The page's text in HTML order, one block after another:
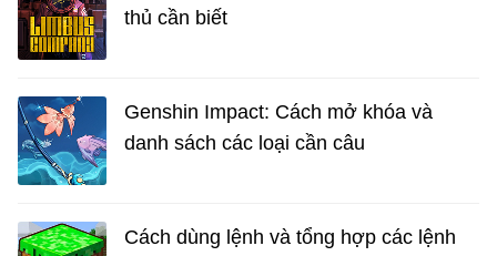
thủ cần biết
Genshin Impact: Cách mở khóa và
danh sách các loại cần câu
Cách dùng lệnh và tổng hợp các lệnh